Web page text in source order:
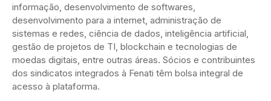
informação, desenvolvimento de softwares,
desenvolvimento para a internet, administração de
sistemas e redes, ciência de dados, inteligência artificial,
gestão de projetos de TI, blockchain e tecnologias de
moedas digitais, entre outras áreas. Sócios e contribuintes
dos sindicatos integrados à Fenati têm bolsa integral de
acesso à plataforma.